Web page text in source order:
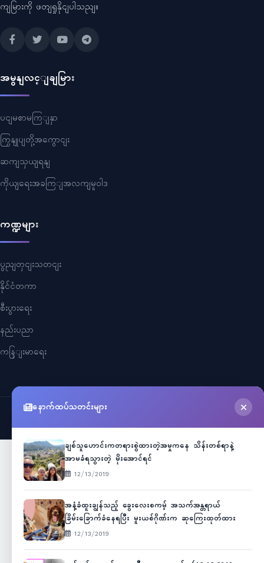
ကျမြားကို ဖတျရှုနိုငျပါသညျ။
အမွနျလင့ျချမြား
ပငျမစာမကြျနှာ
ကြှနျုပျတို့အကွောငျး
ဆကျသှယျရနျ
ကိုယျရေးအခကြျအလကျမူဝါဒ
ကဏ္ဍများ
ပွညျတှငျးသတငျး
နိုင်ငံတကာ
စီးပွားရေး
နည်းပညာ
ကနြျးမာရေး
နောက်ထပ်သတင်းများ
ချစ်သူဟောင်းကတရားစွဲထားတဲ့အမှုကနေ သိန်းတစ်ရာနဲ့
အာမခံရသွားတဲ့ မိုးအောင်ရင်
12/13/2019
အနံ့ခံထူးချွန်သည့် ခွေးလေးစကမ့် အသက်အန္တရာယ်
ခြိမ်းခြောက်ခံနေရပြီး မူးယစ်ဂိုဏ်းက ဆုကြေးထုတ်ထား
12/13/2019